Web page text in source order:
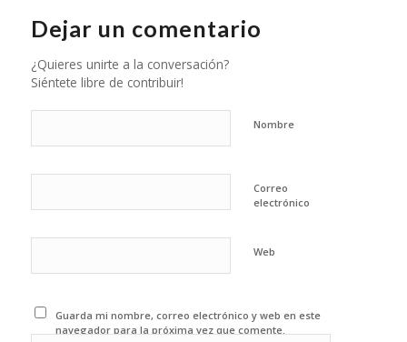
Dejar un comentario
¿Quieres unirte a la conversación?
Siéntete libre de contribuir!
Nombre
Correo
electrónico
Web
Guarda mi nombre, correo electrónico y web en este
navegador para la próxima vez que comente.